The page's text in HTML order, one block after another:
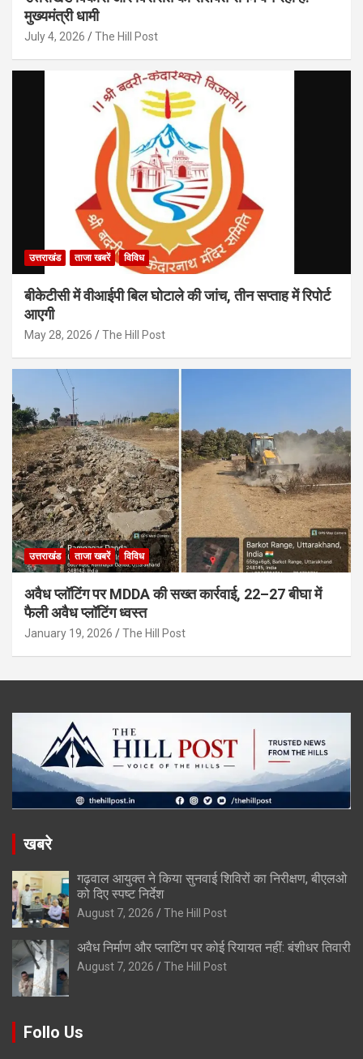
मुख्यमंत्री धामी
July 4, 2026 The Hill Post
उत्तराखंड ताजा खबरें विविध
बीकेटीसी में वीआईपी बिल घोटाले की जांच, तीन सप्ताह में रिपोर्ट
आएगी
May 28, 2026 The Hill Post
उत्तराखंड ताजा खबरें विविध
अवैध प्लॉटिंग पर MDDA की सख्त कार्रवाई, 22–27 बीघा में
फैली अवैध प्लॉटिंग ध्वस्त
January 19, 2026 The Hill Post
खबरे
गढ़वाल आयुक्त ने किया सुनवाई शिविरों का निरीक्षण, बीएलओ
को दिए स्पष्ट निर्देश
August 7, 2026 The Hill Post
अवैध निर्माण और प्लाटिंग पर कोई रियायत नहीं: बंशीधर तिवारी
August 7, 2026 The Hill Post
Follo Us